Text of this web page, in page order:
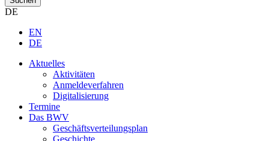
DE
EN
DE
Aktuelles
Aktivitäten
Anmeldeverfahren
Digitalisierung
Termine
Das BWV
Geschäftsverteilungsplan